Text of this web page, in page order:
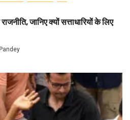
जानिए क्यों सत्ताधारियों के लिए